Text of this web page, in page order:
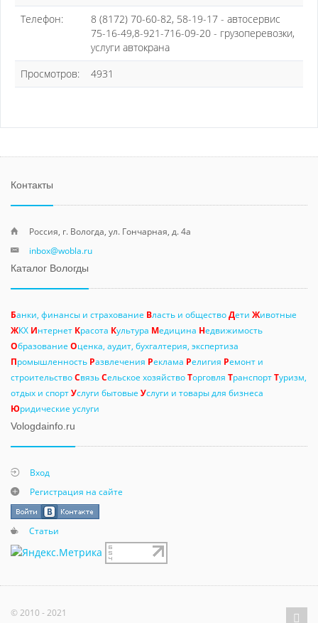
Телефон:
8 (8172) 70-60-82, 58-19-17 - автосервис
75-16-49,8-921-716-09-20 - грузоперевозки,
услуги автокрана
Просмотров:
4931
Контакты
Россия, г. Вологда, ул. Гончарная, д. 4а
inbox@wobla.ru
Каталог Вологды
Банки, финансы и страхование Власть и обществоДети Животные
ЖКХ Интернет Красота Культура Медицина Недвижимость
Образование Оценка, аудит, бухгалтерия, экспертиза
Промышленность Развлечения Реклама Религия Ремонт и
строительствоСвязьСельское хозяйствоТорговля ТранспортТуризм,
отдых и спортУслуги бытовые Услуги и товары для бизнеса
Юридические услуги
Vologdainfo.ru
Вход
Регистрация на сайте
Статьи
© 2010 - 2021